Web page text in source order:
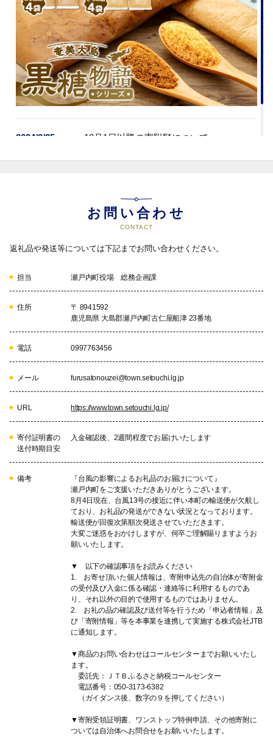
2024/3/25 ＜10月1日以降の寄附額について＞
お問い合わせ
CONTACT
返礼品や発送等については下記までお問い合わせください。
担当 瀬戸内町役場 総務企画課
住所
〒 8941592
鹿児島県 大島郡瀬戸内町古仁屋船津 23番地
電話 0997763456
メール furusatonouzei@town.setouchi.lg.jp
URL https://www.town.setouchi.lg.jp/
寄付証明書の
送付時期目安
入金確認後、2週間程度でお届けいたします
備考
『台風の影響によるお礼品のお届けについて』
瀬戸内町をご支援いただきありがとうございます。
8月4日現在、台風13号の接近に伴い本町の輸送便が欠航し
ており、お礼品の発送ができない状況となっております。
輸送便が回復次第順次発送させていただきます。
大変ご迷惑をおかけしますが、何卒ご理解賜りますようお
願いいたします。
▼ 以下の確認事項をお読みください
1. お寄せ頂いた個人情報は、寄附申込先の自治体が寄附金
の受付及び入金に係る確認・連絡等に利用するものであ
り、それ以外の目的で使用するものではありません。
2. お礼の品の確認及び送付等を行うため「申込者情報」及
び「寄附情報」等を本事業を連携して実施する株式会社JTB
に通知します。
▼商品のお問い合わせはコールセンターまでお願いいたし
ます。
委託先：ＪＴＢふるさと納税コールセンター
電話番号：050-3173-6382
（ガイダンス後、数字の９を押してください）
▼寄附受領証明書、ワンストップ特例申請、その他寄附に
ついては自治体へお問合せをお願いいたします。